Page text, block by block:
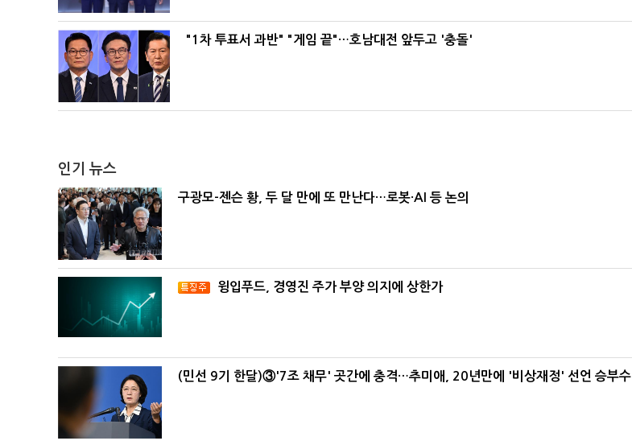
"1차 투표서 과반" "게임 끝"…호남대전 앞두고 '충돌'
인기 뉴스
구광모-젠슨 황, 두 달 만에 또 만난다…로봇·AI 등 논의
윙입푸드, 경영진 주가 부양 의지에 상한가
(민선 9기 한달)③'7조 채무' 곳간에 충격…추미애, 20년만에 '비상재정' 선언 승부수